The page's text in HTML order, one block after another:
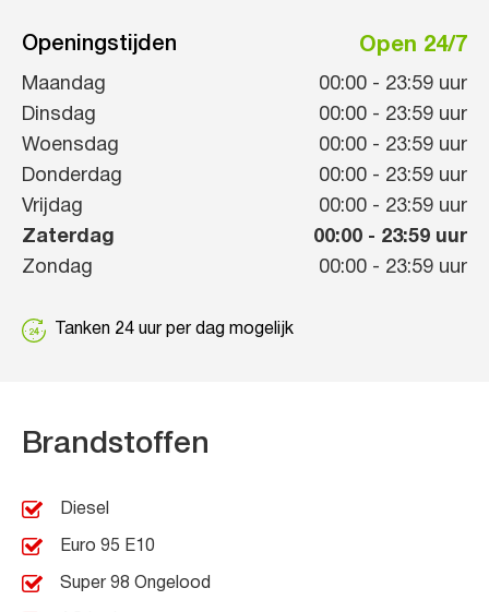
Openingstijden Open 24/7
Maandag 00:00 - 23:59 uur
Dinsdag
00:00 - 23:59 uur
Woensdag
00:00 - 23:59 uur
Donderdag
00:00 - 23:59 uur
Vrijdag
00:00 - 23:59 uur
Zaterdag
00:00 - 23:59 uur
Zondag
00:00 - 23:59 uur
Tanken 24 uur per dag mogelijk
Brandstoffen
Diesel
Euro 95 E10
Super 98 Ongelood